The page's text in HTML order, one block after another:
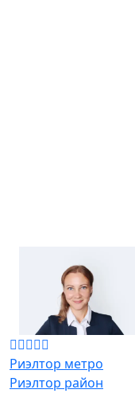
Риэлтор метро
Риэлтор район